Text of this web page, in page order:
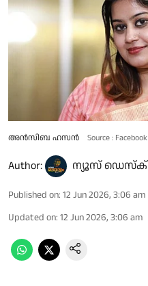
അന്‍സിബ ഹസന്‍ Source : Facebook
Author: ന്യൂസ് ഡെസ്ക്
Published on: 12 Jun 2026, 3:06 am
Updated on: 12 Jun 2026, 3:06 am